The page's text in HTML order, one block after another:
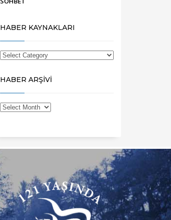
HABER KAYNAKLARI
HABER ARŞİVİ